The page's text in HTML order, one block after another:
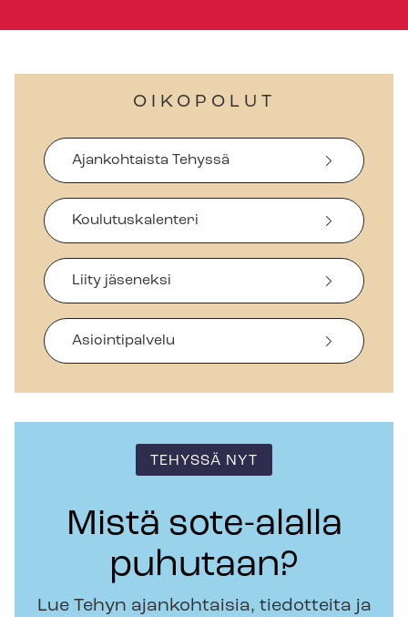
OIKOPOLUT
Ajankohtaista Tehyssä
Koulutuskalenteri
Liity jäseneksi
Asiointipalvelu
TEHYSSÄ NYT
Mistä sote-alalla
puhutaan?
Lue Tehyn ajankohtaisia, tiedotteita ja